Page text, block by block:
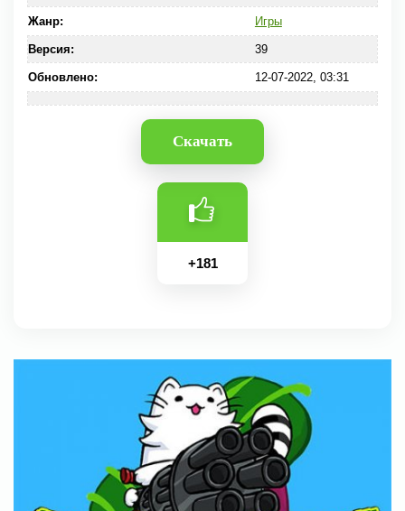
Жанр: Игры
Версия: 39
Обновлено: 12-07-2022, 03:31
Скачать
+181